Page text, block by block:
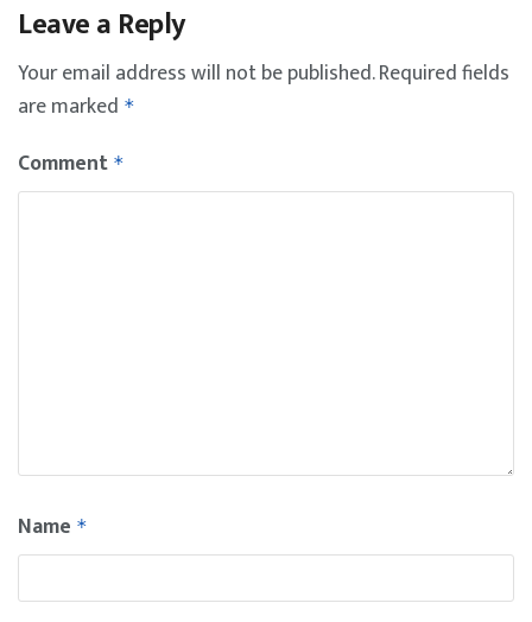
Leave a Reply
Your email address will not be published.Required fields
are marked *
Comment *
Name *